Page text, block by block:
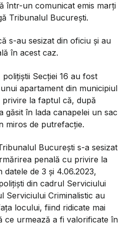
într-un comunicat emis marți
Tribunalul Bucureşti.
s-au sesizat din oficiu și au
în acest caz.
poliţiştii Secţiei 16 au fost
apartament din municipiul
la faptul că, după
găsit în lada canapelei un sac
miros de putrefacţie.
Bucureşti s-a sesizat
penală cu privire la
de 3 şi 4.06.2023,
din cadrul Serviciului
Serviciului Criminalistic au
locului, fiind ridicate mai
ce urmează a fi valorificate în